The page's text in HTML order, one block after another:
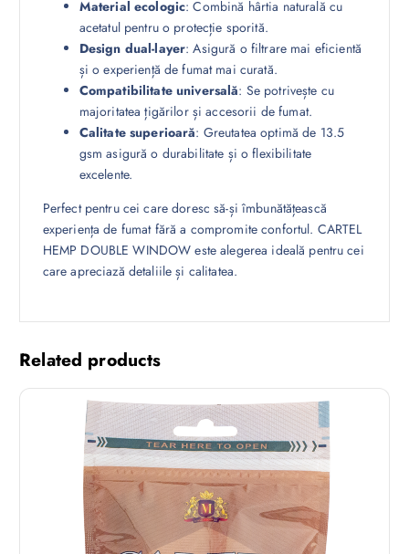
Material ecologic: Combină hârtia naturală cu
acetatul pentru o protecție sporită.
Design dual-layer: Asigură o filtrare mai eficientă
și o experiență de fumat mai curată.
Compatibilitate universală: Se potrivește cu
majoritatea țigărilor și accesorii de fumat.
Calitate superioară: Greutatea optimă de 13.5
gsm asigură o durabilitate și o flexibilitate
excelente.
Perfect pentru cei care doresc să-și îmbunătățească
experiența de fumat fără a compromite confortul. CARTEL
HEMP DOUBLE WINDOW este alegerea ideală pentru cei
care apreciază detaliile și calitatea.
Related products